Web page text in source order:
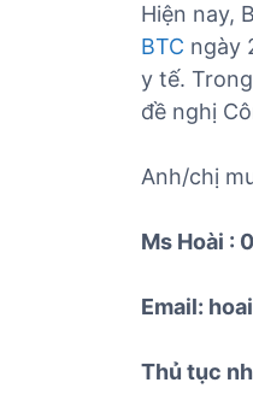
Hiện nay,
BTC ngày
y tế.
đề nghị
Anh/chị
Ms Hoài :
Email:
Thủ tục